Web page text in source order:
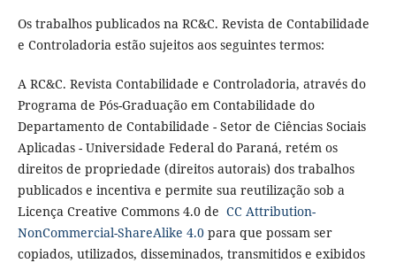
Os trabalhos publicados na RC&C. Revista de Contabilidade
e Controladoria estão sujeitos aos seguintes termos:
A RC&C. Revista Contabilidade e Controladoria, através do
Programa de Pós-Graduação em Contabilidade do
Departamento de Contabilidade - Setor de Ciências Sociais
Aplicadas - Universidade Federal do Paraná, retém os
direitos de propriedade (direitos autorais) dos trabalhos
publicados e incentiva e permite sua reutilização sob a
Licença Creative Commons 4.0 de CC Attribution-
NonCommercial-ShareAlike 4.0para que possam ser
copiados, utilizados, disseminados, transmitidos e exibidos